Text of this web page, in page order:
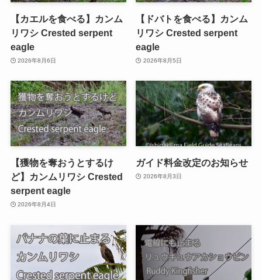
【カエルを食べる】カンム
リワシ Crested serpent
eagle
2026年8月6日
【ドバトを食べる】カンム
リワシ Crested serpent
eagle
2026年8月5日
【獲物を奪おうとするけ
ど】カンムリワシ Crested
serpent eagle
2026年8月4日
ガイド料金改定のお知らせ
2026年8月3日